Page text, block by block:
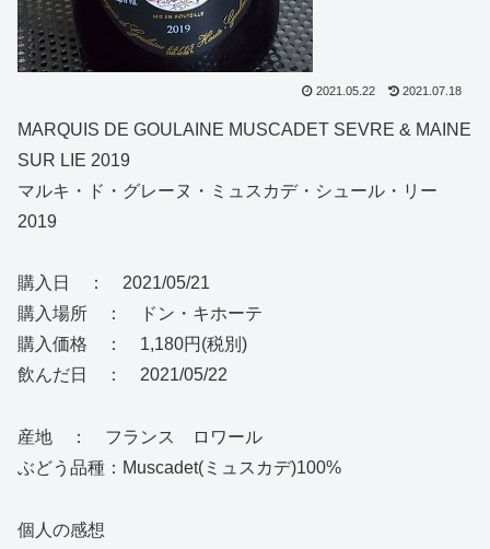
2021.05.22 2021.07.18
MARQUIS DE GOULAINE MUSCADET SEVRE & MAINE
SUR LIE 2019
マルキ・ド・グレーヌ・ミュスカデ・シュール・リー
2019
購入日 ： 2021/05/21
購入場所 ： ドン・キホーテ
購入価格 ： 1,180円(税別)
飲んだ日 ： 2021/05/22
産地 ： フランス ロワール
ぶどう品種：Muscadet(ミュスカデ)100%
個人の感想